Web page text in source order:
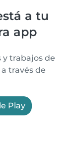
a tu
app
y trabajos de
través de
Play